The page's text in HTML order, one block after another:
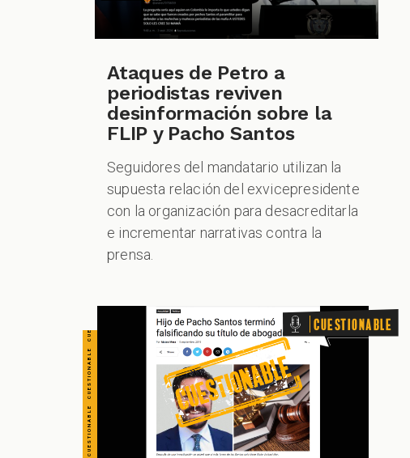
Ataques de Petro a
periodistas reviven
desinformación sobre la
FLIP y Pacho Santos
Seguidores del mandatario utilizan la
supuesta relación del exvicepresidente
con la organización para desacreditarla
e incrementar narrativas contra la
prensa.
CUESTIONABLE CUESTIONABLE CUESTIONABLE CUESTIONABLE CUESTIONABLE CUESTIONABLE CUESTIONABLE Cuestionable